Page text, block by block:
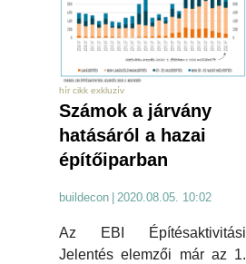
hír cikk exkluzív
Számok a járvány
hatásáról a hazai
építőiparban
buildecon 2020.08.05. 10:02
Az EBI Építésaktivitási
Jelentés elemzői már az 1.